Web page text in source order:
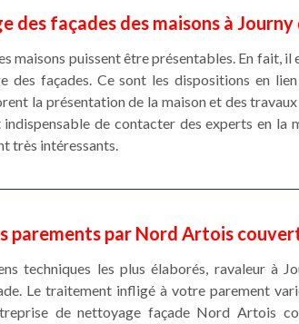
des façades des maisons à Journy
maisons puissent être présentables. En fait,
façades. Ce sont les dispositions en
la présentation de la maison et des
de contacter des experts en la
très intéressants.
parements par Nord Artois
techniques les plus élaborés, ravaleur à
Le traitement infligé à votre parement
de nettoyage façade Nord Artois